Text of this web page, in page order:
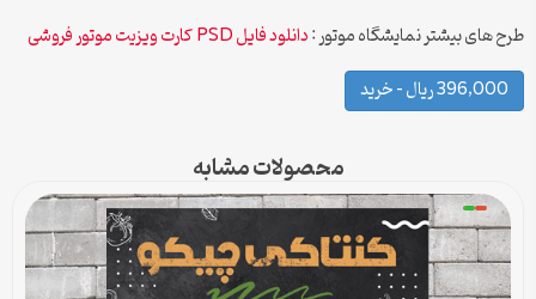
طرح های بیشتر نمایشگاه موتور :دانلود فایل PSD کارت ویزیت موتور فروشی
396,000 ریال – خرید
محصولات مشابه